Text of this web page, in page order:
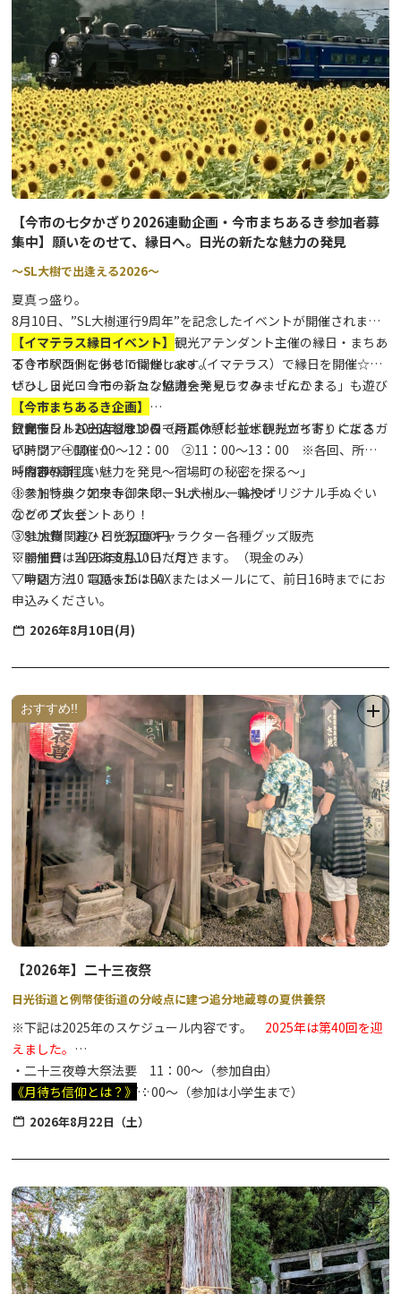
大谷橋付近河川敷駐車場・日光市七里地内河川敷駐車場・今市小学
校・今市第二小学校を一般駐車場としてご利用下さい。
※日光だいや川公園並びに丸山公園近辺に駐車場はございません。
送迎による駐停車も禁止です。
【今市の七夕かざり2026連動企画・今市まちあるき参加者募
集中】願いをのせて、縁日へ。日光の新たな魅力の発見
～SL大樹で出逢える2026～
夏真っ盛り。
8月10日、”SL大樹運行9周年”を記念したイベントが開催されま
す。その連動企画として、SL観光アテンダント主催の縁日・まちあ
るきイベントを併せて開催します。
ぜひ、日光・今市の新たな魅力を発見してみませんか？
【イマテラス縁日イベント】
下今市駅西側にあるima terrace（イマテラス）で縁日を開催☆彡
いっしょにロコモーション協議会キャラクター「にこまる」も遊び
に来るよ♪♪
飲食テントも出店しますので、ご休憩にもぜひお立ち寄りくださ
い。
～内容～
①ストラックアウト、スマートボール、輪投げ
②クイズ大会
③SL大樹関連・日光仮面キャラクター各種グッズ販売
▽開催日 2026年8月10日（月）
▽時間 10：00～16：00
【今市まちあるき企画】
日光市シルバー人材センター所属の「杉並木観光ガイド」によるガ
イドツアー開催☆
「今市の新しい魅力を発見～宿場町の秘密を探る～」
▽開催日 2026年8月10日（月）
▽時間 ①10：00～12：00 ②11：00～13：00 ※各回、所要
時間2時間程度
※参加特典：如来寺御朱印、SL大樹シールやオリジナル手ぬぐい
などのプレゼントあり！
▽参加費 おひとり2,000円
※参加費は当日お支払いいただきます。（現金のみ）
▽申込方法 電話またはFAXまたはメールにて、前日16時までにお
申込みください。
2026年8月10日(月)
おすすめ!!
【2026年】二十三夜祭
日光街道と例幣使街道の分岐点に建つ追分地蔵尊の夏供養祭
※下記は2025年のスケジュール内容です。 2025年は第40回を迎
えました。
・二十三夜尊大祭法要 11：00～（参加自由）
・子どもがらまき 17：00～（参加は小学生まで）
・バンド演奏 17：30～
・ビンゴゲーム 19：15 ～（参加には参加券（1枚100円、おひと
り5枚まで）の購入が必要です。券の販売は会場本部テントにて
・小倉町１・２丁目彫刻屋台の展示
二十三夜祭（にじゅうさんやさい）は、追分地蔵尊境内に祀られて
いる「二十三夜尊」のお祭りです。
《月待ち信仰とは？》
特定の月齢の月の出を待ち、その月を拝む信仰のこと。二十三夜月
を拝する理由は定かではありませんが、満月と新月の中間にあたる
とか、お地蔵様の縁日にあたる24日の前夜だから、ともいわれて
2026年8月22日（土）